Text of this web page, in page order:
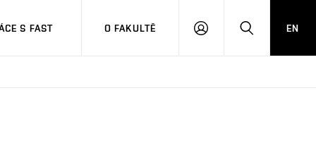
S FAST O FAKULTĚ
PŘIHLÁSITHLEDAT
EN